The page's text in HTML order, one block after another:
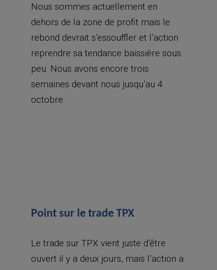
Nous sommes actuellement en
dehors de la zone de profit mais le
rebond devrait s’essouffler et l’action
reprendre sa tendance baissière sous
peu. Nous avons encore trois
semaines devant nous jusqu’au 4
octobre.
Point sur le trade TPX
Le trade sur TPX vient juste d’être
ouvert il y a deux jours, mais l’action a